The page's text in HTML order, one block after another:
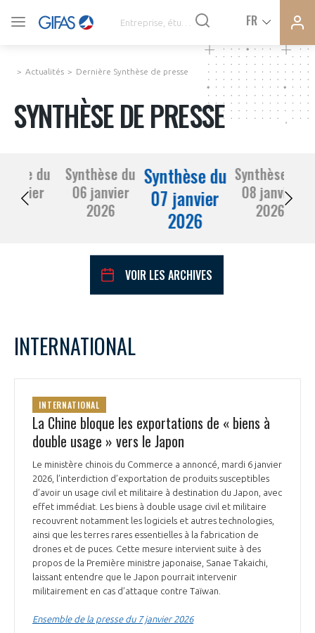
FR
SYNTHÈSE DE PRESSE
COMMUNIQUÉS DE PRESSE
PRÉSENTATION
NOTRE VISION
NOS MISSIONS
NOTRE HISTOIRE
ORGANISATION
LE CONSEIL DU GIFAS
L’ÉQUIPE DU GIFAS
NOS RÉSEAUX À L'INTERNATIONAL
FONCTIONNEMENT
GEADS
COMITÉ AERO PME
STARTAIR
ACCOMPAGNEMENT DE NOS ADHÉRENTS
LES PROGRAMMES DU GIFAS
LA MÉDIATION
LA MÉDIATION DANS LA FILIÈRE AÉRONAUTIQUE ET SPATIALE
LE SALON DU BOURGET
Actualités Dernière Synthèse de presse
SYNTHÈSE DE PRESSE
du
janvier
2026
Synthèse du
06 janvier
2026
Synthèse du
07 janvier
2026
Synthèse du
08 janvier
2026
VOIR LES ARCHIVES
L
M
1 2 3
4
5
12
13 16
21
26
INTERNATIONAL
INTERNATIONAL
La Chine bloque les exportations de « biens à
double usage » vers le Japon
Le ministère chinois du Commerce a annoncé, mardi 6 janvier
2026, l’interdiction d’exportation de produits susceptibles
d’avoir un usage civil et militaire à destination du Japon, avec
effet immédiat. Les biens à double usage civil et militaire
recouvrent notamment les logiciels et autres technologies,
ainsi que les terres rares essentielles à la fabrication de
drones et de puces. Cette mesure intervient suite à des
propos de la Première ministre japonaise, Sanae Takaichi,
laissant entendre que ‍le Japon pourrait intervenir
militairement en cas d’attaque contre Taïwan.
Ensemble de la presse du 7 janvier 2026
VOUS ÊTES ADHÉRENTS
CONNEXION
PAS ENCORE ADHÉRENT ?
Rejoignez une filière d’excellence et développez
Découvrez les avantages d'adhérer au GIFAS.
Rencontres, salons, données sectorielles,
DEMANDE D’ADHÉSION
Avez-vous un statut de droit français ?